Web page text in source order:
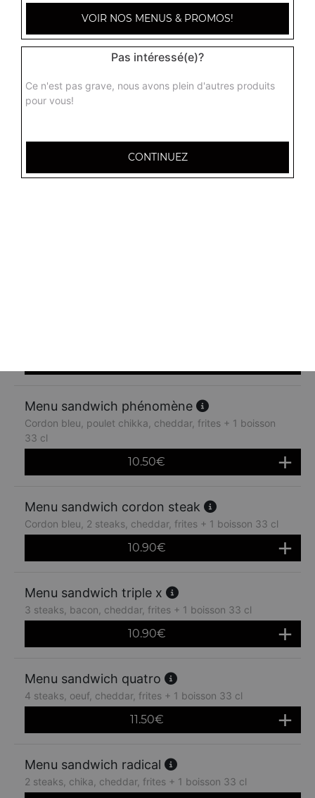
Menu sandwich américain
2 steaks, cheddar, oeuf, frites + 1 boisson 33 cl
10.50€
Menu sandwich phénomène
Cordon bleu, poulet chikka, cheddar, frites + 1 boisson
33 cl
10.50€
Menu sandwich cordon steak
Cordon bleu, 2 steaks, cheddar, frites + 1 boisson 33 cl
10.90€
Menu sandwich triple x
3 steaks, bacon, cheddar, frites + 1 boisson 33 cl
10.90€
Menu sandwich quatro
4 steaks, oeuf, cheddar, frites + 1 boisson 33 cl
11.50€
Menu sandwich radical
2 steaks, chika, cheddar, frites + 1 boisson 33 cl
VOIR NOS MENUS & PROMOS!
Pas intéressé(e)?
Ce n'est pas grave, nous avons plein d'autres produits
pour vous!
CONTINUEZ